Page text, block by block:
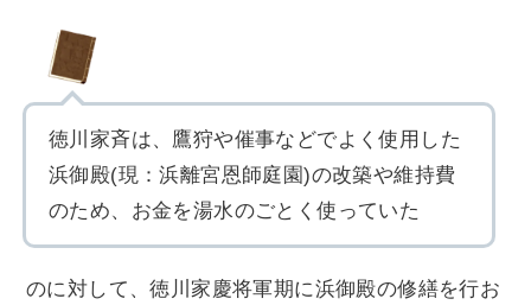
徳川家斉は、鷹狩や催事などでよく使用した
浜御殿(現：浜離宮恩師庭園)の改築や維持費
のため、お金を湯水のごとく使っていた
のに対して、徳川家慶将軍期に浜御殿の修繕を行お